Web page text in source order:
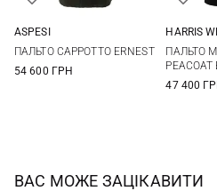
ASPESI
ПАЛЬТО CAPPOTTO ERNEST
54 600 ГРН
HARRIS
ПАЛЬТО
PEACOAT
47 400
ВАС МОЖЕ ЗАЦІКАВИТИ